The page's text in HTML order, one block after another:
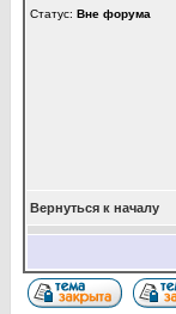
Статус: Вне форума
Вернуться к началу